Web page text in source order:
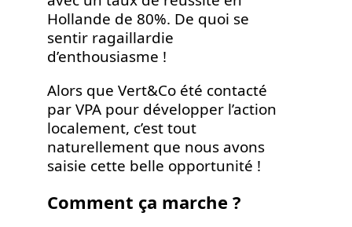
Hollande de 80%. De quoi se
sentir ragaillardie
d’enthousiasme !
Alors que Vert&Co été contacté
par VPA pour développer l’action
localement, c’est tout
naturellement que nous avons
saisie cette belle opportunité !
Comment ça marche ?